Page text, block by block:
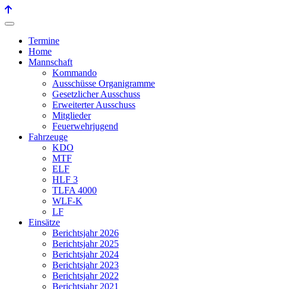
Termine
Home
Mannschaft
Kommando
Ausschüsse Organigramme
Gesetzlicher Ausschuss
Erweiterter Ausschuss
Mitglieder
Feuerwehrjugend
Fahrzeuge
KDO
MTF
ELF
HLF 3
TLFA 4000
WLF-K
LF
Einsätze
Berichtsjahr 2026
Berichtsjahr 2025
Berichtsjahr 2024
Berichtsjahr 2023
Berichtsjahr 2022
Berichtsjahr 2021